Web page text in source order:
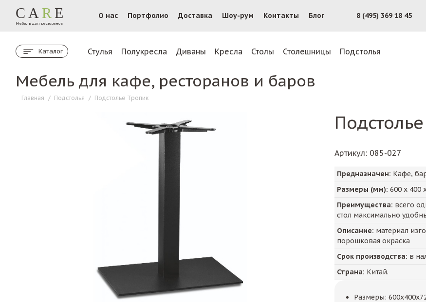
CA R E
Мебель для ресторанов
О нас Портфолио Доставка Шоу-рум Контакты Блог 8 (495) 369 18 45
Каталог Стулья Полукресла Диваны Кресла Столы Столешницы Подстолья
Мебель для кафе, ресторанов и баров
Главная / Подстолья / Подстолье Тропик
Артикул: 085-027
Предназначен: Кафе,
Размеры (мм): 600 х 400
Преимущества: всего
стол максимально
Описание: материал
порошковая окраска
Срок производства: в
Страна: Китай.
Размеры: